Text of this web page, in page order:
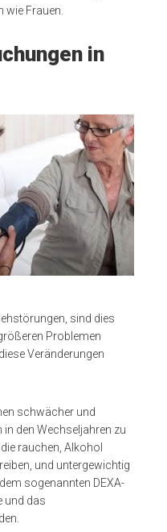
Frauen.
in
sind dies
Problemen
Veränderungen
schwächer und
den Wechseljahren zu
rauchen, Alkohol
und untergewichtig
sogenannten DEXA-
und das